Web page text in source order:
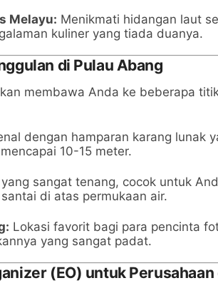
Melayu: Menikmati hidangan laut
kuliner yang tiada duanya.
di Pulau Abang
membawa Anda ke beberapa
dengan hamparan karang lunak
10-15 meter.
sangat tenang, cocok untuk
di atas permukaan air.
Lokasi favorit bagi para pencinta
yang sangat padat.
(EO) untuk